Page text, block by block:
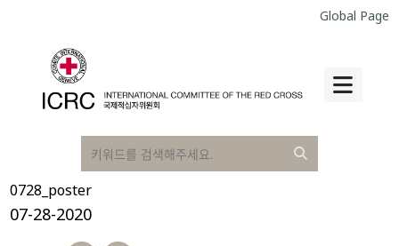
Global Page
0728_poster
07-28-2020